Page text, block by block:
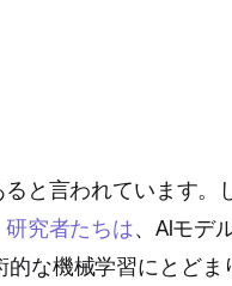
と言われています。
研究者たちは、AIモデ
な機械学習にとどま